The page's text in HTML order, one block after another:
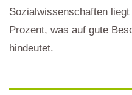
Sozialwissenschaften
Prozent, was auf gute
hindeutet.